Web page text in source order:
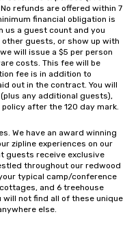
refunds are offered within 7
financial obligation is
us a guest count and you
guests, or show up with
will issue a $5 per person
costs. This fee will be
fee is in addition to
out in the contract. You will
any additional guests),
after the 120 day mark.
We have an award winning
zipline experiences on our
guests receive exclusive
throughout our redwood
typical camp/conference
and 6 treehouse
will not find all of these unique
else.